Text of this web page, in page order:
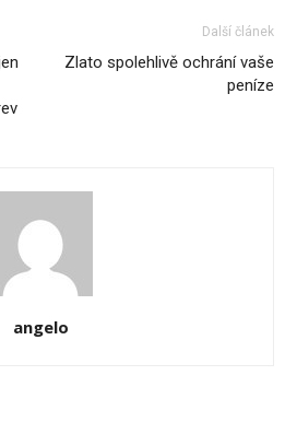
Další článek
Zlato spolehlivě ochrání vaše
peníze
angelo